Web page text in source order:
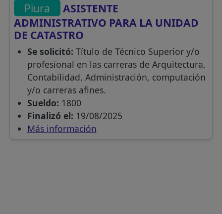
Piura
ASISTENTE
ADMINISTRATIVO PARA LA UNIDAD
DE CATASTRO
Se solicitó: Título de Técnico Superior y/o
profesional en las carreras de Arquitectura,
Contabilidad, Administración, computación
y/o carreras afines.
Sueldo: 1800
Finalizó el: 19/08/2025
Más información